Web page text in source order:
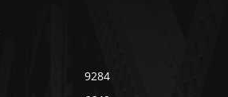
9284